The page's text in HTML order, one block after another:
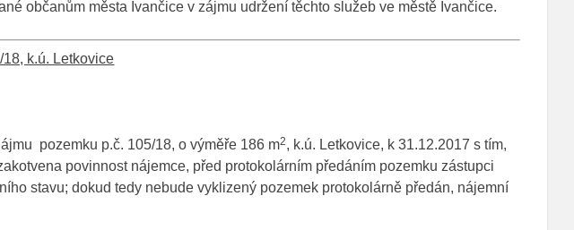
občanům města Ivančice v zájmu udržení těchto služeb ve městě Ivančice.
k.ú. Letkovice
pozemku p.č. 105/18, o výměře 186 m2, k.ú. Letkovice, k 31.12.2017 s tím,
povinnost nájemce, před protokolárním předáním pozemku zástupci
stavu; dokud tedy nebude vyklizený pozemek protokolárně předán, nájemní